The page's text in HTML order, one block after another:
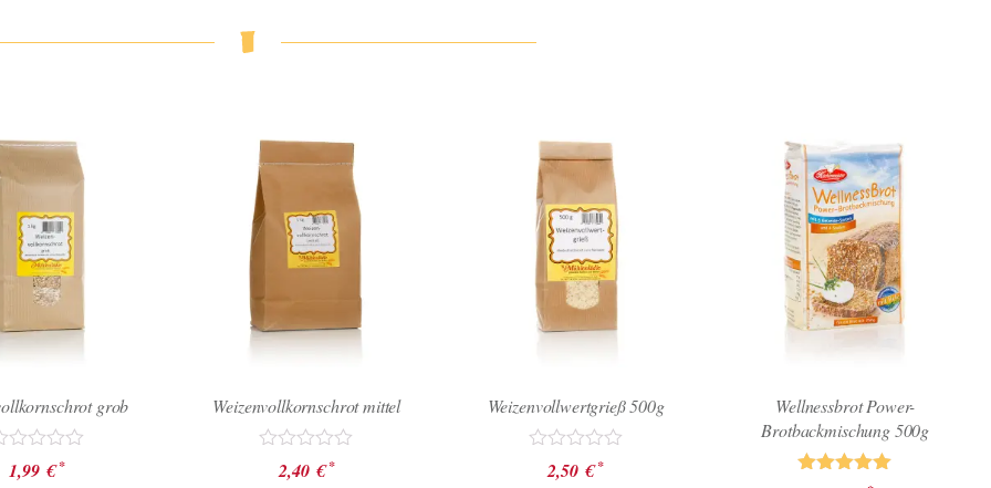
grob
1,99 € *
Weizenvollkornschrot mittel
Bewertet
mit2,40 € *
Weizenvollwertgrieß 500g
Bewertet
mit2,50 € *
Wellnessbrot Power-
Brotbackmischung 500g